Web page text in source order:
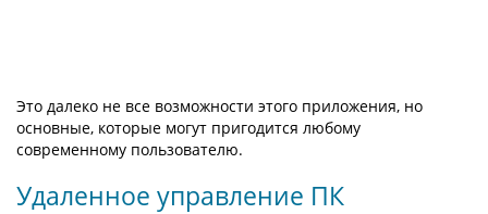
Это далеко не все возможности этого приложения, но
основные, которые могут пригодится любому
современному пользователю.
Удаленное управление ПК